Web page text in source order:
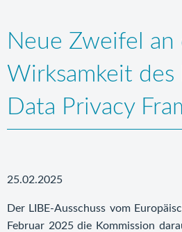
Neue Zweifel an
Wirksamkeit des
Data Privacy
25.02.2025
Der LIBE-Ausschuss vom
Februar 2025 die Kommission